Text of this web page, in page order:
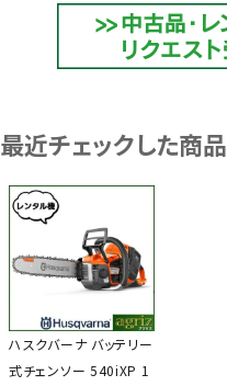
最近チェックした商品
ハスクバーナ バッテリー
式チェンソー 540iXP 1